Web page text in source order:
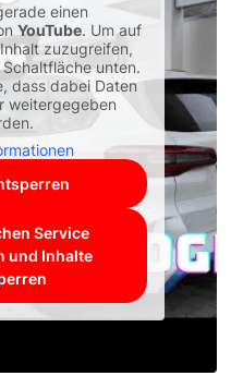
einen
YouTube. Um auf
zuzugreifen,
unten.
dass dabei Daten
weitergegeben
Service
und Inhalte